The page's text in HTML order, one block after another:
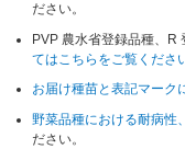
ださい。
PVP 農水省登録品種、R
てはこちらをご覧くださ
お届け種苗と表記マーク
野菜品種における耐病性
ださい。